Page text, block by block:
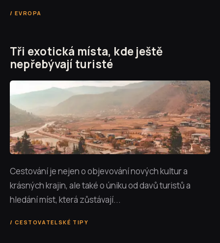
EVROPA
Tři exotická místa, kde ještě
nepřebývají turisté
Cestování je nejen o objevování nových kultur a
krásných krajin, ale také o úniku od davů turistů a
hledání míst, která zůstávají...
CESTOVATELSKÉ TIPY